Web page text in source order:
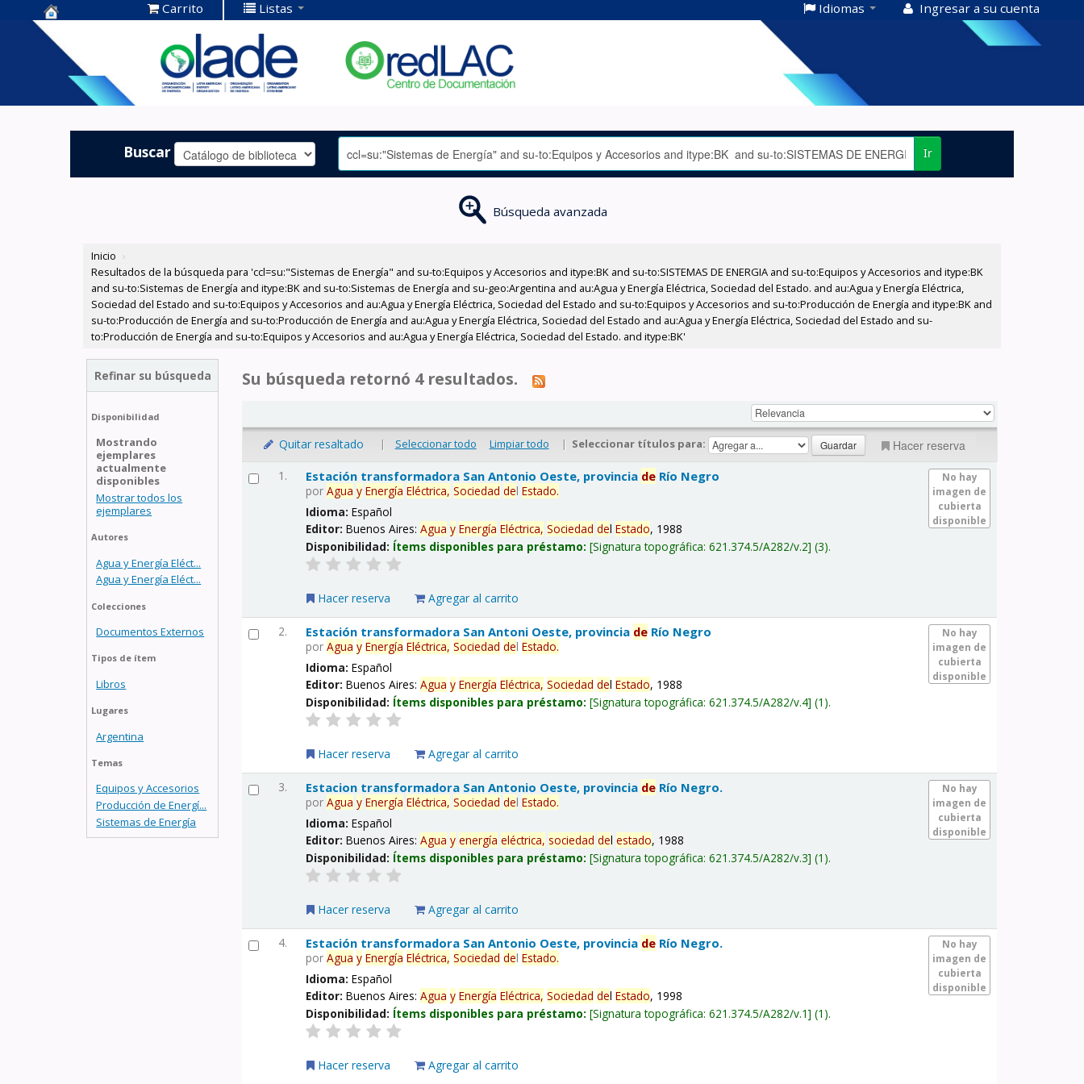
Centro de
Documentación
OLADE -
Carrito Listas Idiomas Ingresar a su cuenta
Buscar Ir
Búsqueda avanzada
Inicio ›
Resultados de la búsqueda para 'ccl=su:"Sistemas de Energía" and su-to:Equipos y Accesorios and itype:BK and su-to:SISTEMAS DE ENERGIA and su-to:Equipos y Accesorios and itype:BK
and su-to:Sistemas de Energía and itype:BK and su-to:Sistemas de Energía and su-geo:Argentina and au:Agua y Energía Eléctrica, Sociedad del Estado. and au:Agua y Energía Eléctrica,
Sociedad del Estado and su-to:Equipos y Accesorios and au:Agua y Energía Eléctrica, Sociedad del Estado and su-to:Equipos y Accesorios and su-to:Producción de Energía and itype:BK and
su-to:Producción de Energía and su-to:Producción de Energía and au:Agua y Energía Eléctrica, Sociedad del Estado and au:Agua y Energía Eléctrica, Sociedad del Estado and su-
to:Producción de Energía and su-to:Equipos y Accesorios and au:Agua y Energía Eléctrica, Sociedad del Estado. and itype:BK'
Refinar su búsqueda
Disponibilidad
Mostrando
ejemplares
actualmente
disponibles
Mostrar todos los
ejemplares
Autores
Agua y Energía Eléct...
Agua y Energía Eléct...
Colecciones
Documentos Externos
Tipos de ítem
Libros
Lugares
Argentina
Temas
Equipos y Accesorios
Producción de Energí...
Sistemas de Energía
Su búsqueda retornó 4 resultados.
Quitar resaltado | Seleccionar todo Limpiar todo | Seleccionar títulos para: Hacer reserva
1.
No hay
imagen de
cubierta
disponible
Estación transformadora San Antonio Oeste, provincia de Río Negro
porAgua y Energía Eléctrica, Sociedad delEstado.
Idioma:Español
Editor:Buenos Aires:Agua y Energía Eléctrica, Sociedad delEstado, 1988
Disponibilidad: Ítems disponibles para préstamo: Signatura topográfica:621.374.5/A282/v.2 (3).
Hacer reserva Agregar al carrito
2.
No hay
imagen de
cubierta
disponible
Estación transformadora San Antoni Oeste, provincia de Río Negro
porAgua y Energía Eléctrica, Sociedad delEstado.
Idioma:Español
Editor:Buenos Aires:Agua y Energía Eléctrica, Sociedad delEstado, 1988
Disponibilidad: Ítems disponibles para préstamo: Signatura topográfica:621.374.5/A282/v.4 (1).
Hacer reserva Agregar al carrito
3.
No hay
imagen de
cubierta
disponible
Estacion transformadora San Antonio Oeste, provincia de Río Negro.
porAgua y Energía Eléctrica, Sociedad delEstado.
Idioma:Español
Editor:Buenos Aires:Agua y energía eléctrica, sociedad delestado, 1988
Disponibilidad: Ítems disponibles para préstamo: Signatura topográfica:621.374.5/A282/v.3 (1).
Hacer reserva Agregar al carrito
4.
No hay
imagen de
cubierta
disponible
Estación transformadora San Antonio Oeste, provincia de Río Negro.
porAgua y Energía Eléctrica, Sociedad delEstado.
Idioma:Español
Editor:Buenos Aires:Agua y Energía Eléctrica, Sociedad delEstado, 1998
Disponibilidad: Ítems disponibles para préstamo: Signatura topográfica:621.374.5/A282/v.1 (1).
Hacer reserva Agregar al carrito